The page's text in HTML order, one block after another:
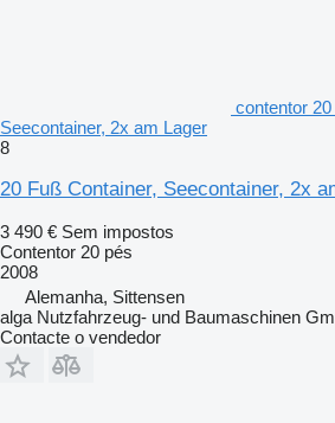
contentor
Seecontainer, 2x am Lager
8
20 Fuß Container, Seecontainer, 2x
3 490 € Sem impostos
Contentor 20 pés
2008
Alemanha, Sittensen
alga Nutzfahrzeug- und Baumaschinen
Contacte o vendedor